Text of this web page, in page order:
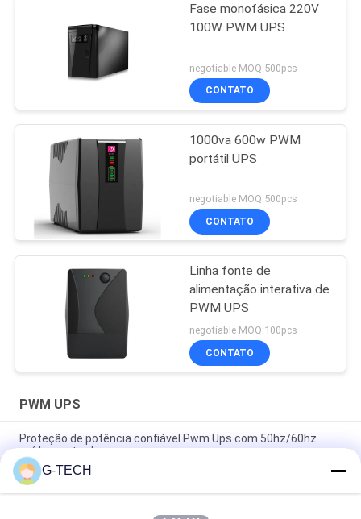
Fase monofásica 220V
100W PWM UPS
negotiable MOQ:500pcs
CONTATO
1000va 600w PWM
portátil UPS
negotiable MOQ:500pcs
CONTATO
Linha fonte de
alimentação interativa de
PWM UPS
negotiable MOQ:100pcs
CONTATO
PWM UPS
Proteção de potência confiável Pwm Ups com 50hz/60hz
saída e entrada
1000VA 600W Linha de onda sinusal modificada UPS
interativo, UPS para computadores
G-TECH